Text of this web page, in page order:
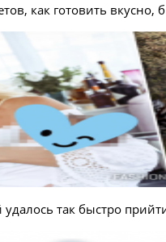
как готовить вкусно,
так быстро